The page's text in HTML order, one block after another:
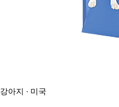
강아지 · 미국